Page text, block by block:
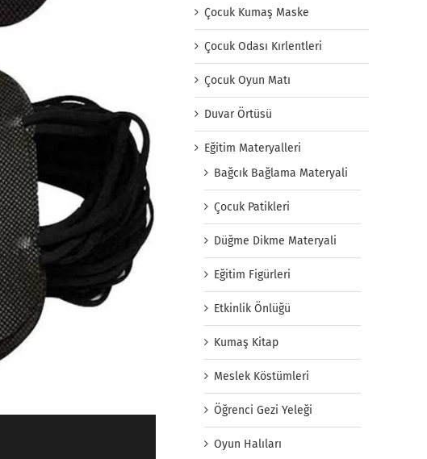
Çocuk Kumaş Maske
Çocuk Odası Kırlentleri
Çocuk Oyun Matı
Duvar Örtüsü
Eğitim Materyalleri
Bağcık Bağlama Materyali
Çocuk Patikleri
Düğme Dikme Materyali
Eğitim Figürleri
Etkinlik Önlüğü
Kumaş Kitap
Meslek Köstümleri
Öğrenci Gezi Yeleği
Oyun Halıları